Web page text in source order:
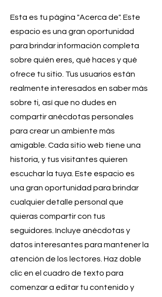
Esta es tu página "Acerca de". Este
espacio es una gran oportunidad
para brindar información completa
sobre quién eres, qué haces y qué
ofrece tu sitio. Tus usuarios están
realmente interesados en saber más
sobre ti, así que no dudes en
compartir anécdotas personales
para crear un ambiente más
amigable. Cada sitio web tiene una
historia, y tus visitantes quieren
escuchar la tuya. Este espacio es
una gran oportunidad para brindar
cualquier detalle personal que
quieras compartir con tus
seguidores. Incluye anécdotas y
datos interesantes para mantener la
atención de los lectores. Haz doble
clic en el cuadro de texto para
comenzar a editar tu contenido y